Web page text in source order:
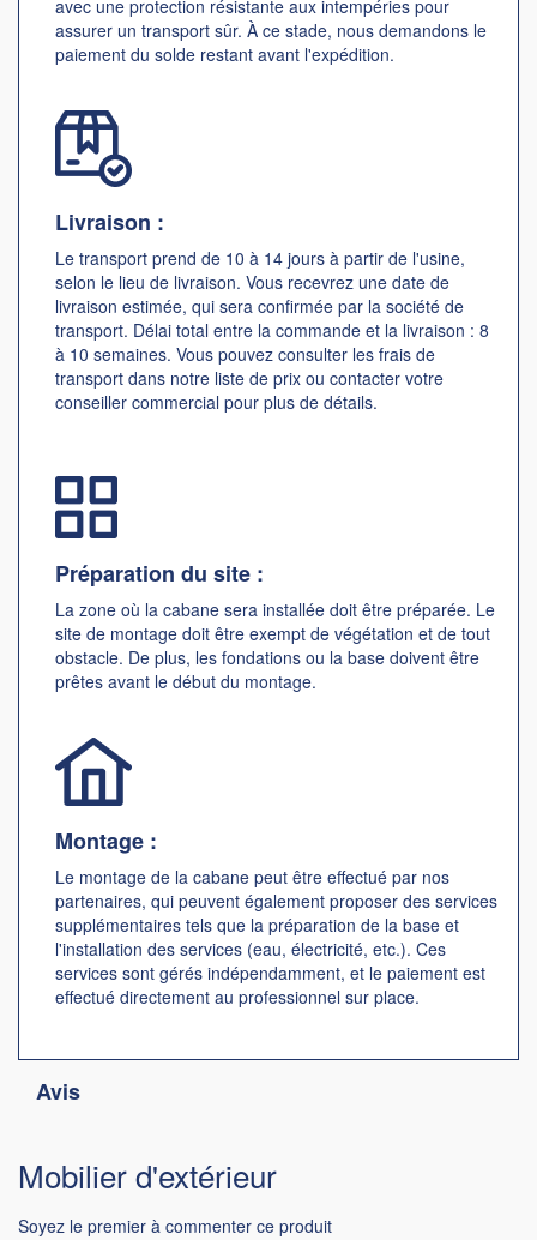
Mobilier d'extérieur
Soyez le premier à commenter ce produit
avec une protection résistante aux intempéries pour
assurer un transport sûr. À ce stade, nous demandons le
paiement du solde restant avant l'expédition.
Livraison :
Le transport prend de 10 à 14 jours à partir de l'usine,
selon le lieu de livraison. Vous recevrez une date de
livraison estimée, qui sera confirmée par la société de
transport. Délai total entre la commande et la livraison : 8
à 10 semaines. Vous pouvez consulter les frais de
transport dans notre liste de prix ou contacter votre
conseiller commercial pour plus de détails.
Préparation du site :
La zone où la cabane sera installée doit être préparée. Le
site de montage doit être exempt de végétation et de tout
obstacle. De plus, les fondations ou la base doivent être
prêtes avant le début du montage.
Montage :
Le montage de la cabane peut être effectué par nos
partenaires, qui peuvent également proposer des services
supplémentaires tels que la préparation de la base et
l'installation des services (eau, électricité, etc.). Ces
services sont gérés indépendamment, et le paiement est
effectué directement au professionnel sur place.
Avis